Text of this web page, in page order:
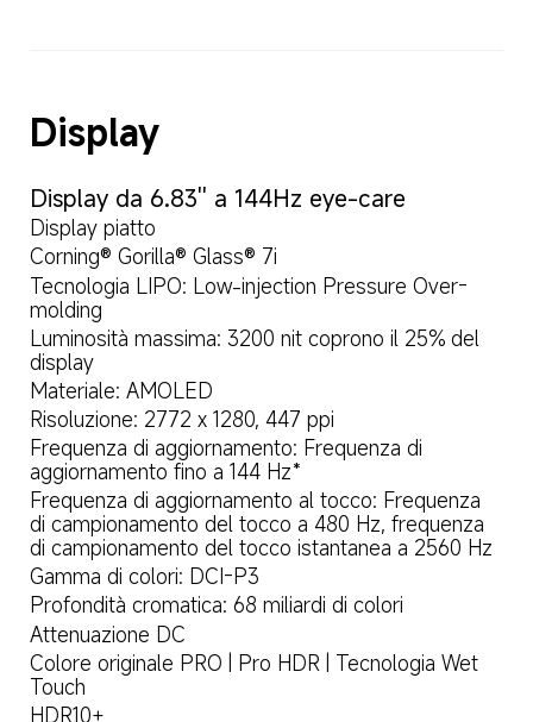
Display
Display da 6.83'' a 144Hz eye-care
Display piatto
Corning® Gorilla® Glass® 7i
Tecnologia LIPO: Low-injection Pressure Over-
molding
Luminosità massima: 3200 nit coprono il 25% del
display
Materiale: AMOLED
Risoluzione: 2772 x 1280, 447 ppi
Frequenza di aggiornamento: Frequenza di
aggiornamento fino a 144 Hz*
Frequenza di aggiornamento al tocco: Frequenza
di campionamento del tocco a 480 Hz, frequenza
di campionamento del tocco istantanea a 2560 Hz
Gamma di colori: DCI-P3
Profondità cromatica: 68 miliardi di colori
Attenuazione DC
Colore originale PRO | Pro HDR | Tecnologia Wet
Touch
HDR10+